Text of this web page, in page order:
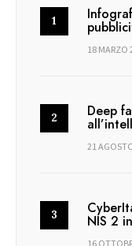
18 MARZO
Deep
21
NIS 2
16